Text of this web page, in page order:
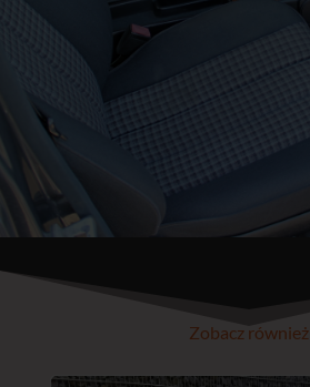
Zobacz również